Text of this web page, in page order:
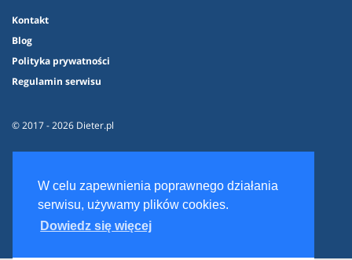
W celu zapewnienia poprawnego działania
serwisu, używamy plików cookies.
Dowiedz się więcej
Kontakt
Blog
Polityka prywatności
Regulamin serwisu
© 2017 - 2026 Dieter.pl